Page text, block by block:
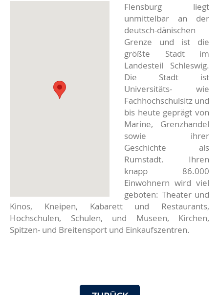
Flensburg liegt
unmittelbar an der
deutsch-dänischen
Grenze und ist die
größte Stadt im
Landesteil Schleswig.
Die Stadt ist
Universitäts- wie
Fachhochschulsitz und
bis heute geprägt von
Marine, Grenzhandel
sowie ihrer
Geschichte als
Rumstadt. Ihren
knapp 86.000
Einwohnern wird viel
geboten: Theater und
Kinos, Kneipen, Kabarett und Restaurants,
Hochschulen, Schulen, und Museen, Kirchen,
Spitzen- und Breitensport und Einkaufszentren.